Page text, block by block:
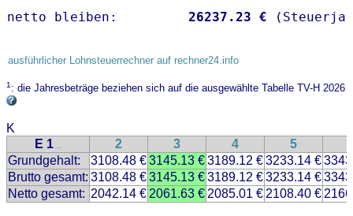
netto bleiben: 26237.23 €
ausführlicher Lohnsteuerrechner auf rechner24.info
1: die Jahresbeträge beziehen sich auf die ausgewählte Tabelle TV-H 2026
K
E 1 .. 2 3 4 5
Grundgehalt:
3108.48 €3145.13 €3189.12 €3233.14 €
Brutto gesamt: 3108.48 €3145.13 €3189.12 €3233.14 €
Netto gesamt: 2042.14 € 2061.63 € 2085.01 € 2108.40 €